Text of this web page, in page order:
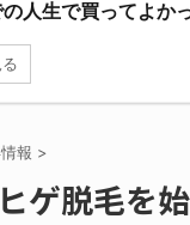
の人生で買ってよか
報 >
ゲ脱毛を